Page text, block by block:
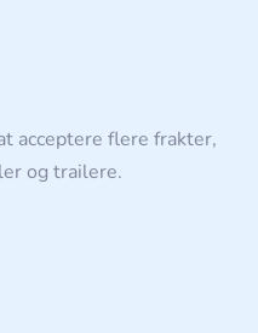
acceptere flere frakter,
og trailere.